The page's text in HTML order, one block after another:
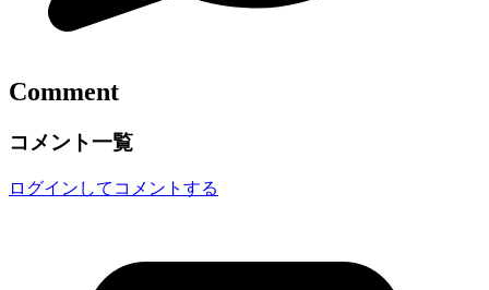
Comment
コメント一覧
ログインしてコメントする